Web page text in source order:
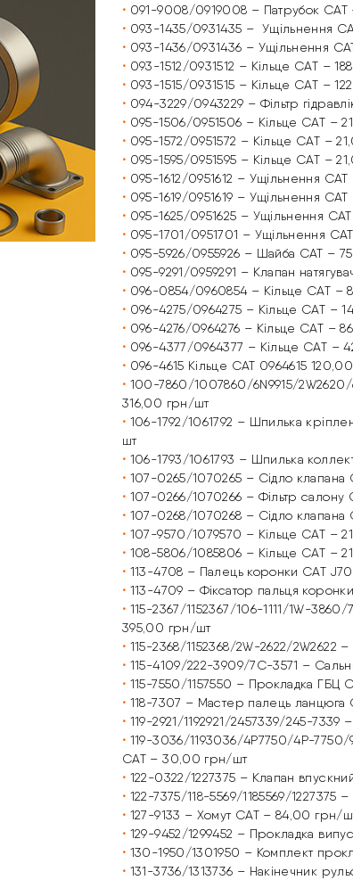
• 091-9008/0919008 – Патрубок
• 093-1435/0931435 – Ущільнення
• 093-1436/0931436 – Ущільнення
• 093-1512/0931512 – Кільце CAT –
• 093-1515/0931515 – Кільце CAT –
• 094-3229/0943229 – Фільтр
• 095-1506/0951506 – Кільце CAT –
• 095-1572/0951572 – Кільце CAT –
• 095-1595/0951595 – Кільце CAT –
• 095-1612/0951612 – Ущільнення
• 095-1619/0951619 – Ущільнення
• 095-1625/0951625 – Ущільнення
• 095-1701/0951701 – Ущільнення
• 095-5926/0955926 – Шайба CAT –
• 095-9291/0959291 – Клапан
• 096-0854/0960854 – Кільце CAT –
• 096-4275/0964275 – Кільце CAT –
• 096-4276/0964276 – Кільце CAT –
• 096-4377/0964377 – Кільце CAT –
• 096-4615 Кільце CAT 0964615
• 100-7860/1007860/6N9915/
316,00 грн/шт
• 106-1792/1061792 – Шпилька
шт
• 106-1793/1061793 – Шпилька
• 107-0265/1070265 – Сідло
• 107-0266/1070266 – Фільтр салону
• 107-0268/1070268 – Сідло клапана
• 107-9570/1079570 – Кільце CAT –
• 108-5806/1085806 – Кільце CAT –
• 113-4708 – Палець коронки CAT
• 113-4709 – Фіксатор пальця
• 115-2367/1152367/106-1111/1W-
395,00 грн/шт
• 115-2368/1152368/2W-2622/2W2622
• 115-4109/222-3909/7C-3571 –
• 115-7550/1157550 – Прокладка ГБЦ
• 118-7307 – Мастер палець
• 119-2921/1192921/2457339/245-
• 119-3036/1193036/4P7750/4P-7750/
CAT – 30,00 грн/шт
• 122-0322/1227375 – Клапан
• 122-7375/118-5569/1185569/
• 127-9133 – Хомут CAT – 84,00 грн/
• 129-9452/1299452 – Прокладка
• 130-1950/1301950 – Комплект
• 131-3736/1313736 – Накінечник